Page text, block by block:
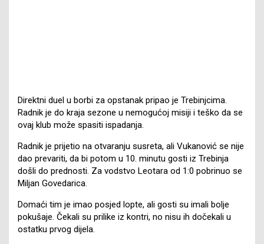
Direktni duel u borbi za opstanak pripao je Trebinjcima.
Radnik je do kraja sezone u nemogućoj misiji i teško da se
ovaj klub može spasiti ispadanja.
Radnik je prijetio na otvaranju susreta, ali Vukanović se nije
dao prevariti, da bi potom u 10. minutu gosti iz Trebinja
došli do prednosti. Za vodstvo Leotara od 1:0 pobrinuo se
Miljan Govedarica.
Domaći tim je imao posjed lopte, ali gosti su imali bolje
pokušaje. Čekali su prilike iz kontri, no nisu ih dočekali u
ostatku prvog dijela.